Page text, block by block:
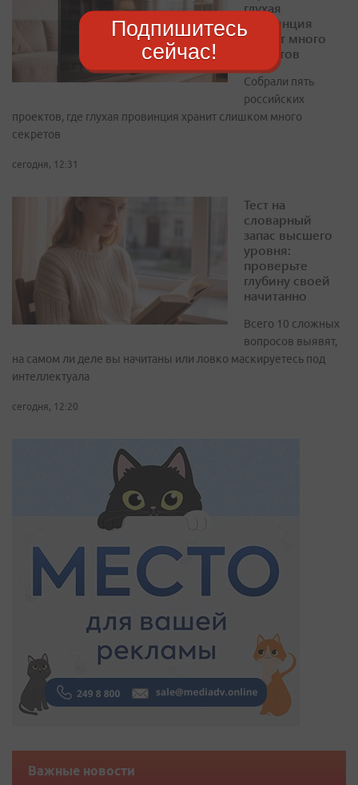
глухая
провинция
хранит много
секретов
Собрали пять
российских
проектов, где глухая провинция хранит слишком много
секретов
сегодня, 12:31
Тест на
словарный
запас высшего
уровня:
проверьте
глубину своей
начитанно
Всего 10 сложных
вопросов выявят,
на самом ли деле вы начитаны или ловко маскируетесь под
интеллектуала
сегодня, 12:20
Важные новости
Подпишитесь
сейчас!